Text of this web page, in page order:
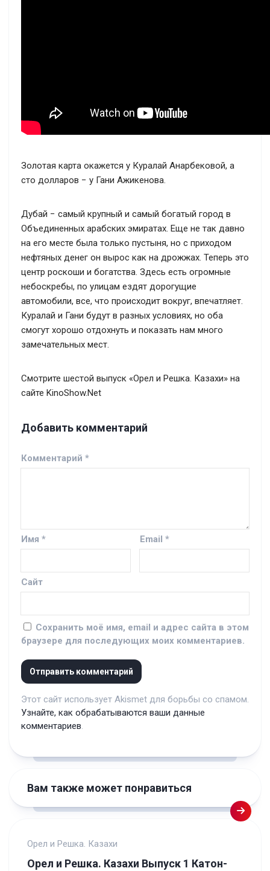
Золотая карта окажется у Куралай Анарбековой, а
сто долларов − у Гани Ажикенова.
Дубай − самый крупный и самый богатый город в
Объединенных арабских эмиратах. Еще не так давно
на его месте была только пустыня, но с приходом
нефтяных денег он вырос как на дрожжах. Теперь это
центр роскоши и богатства. Здесь есть огромные
небоскребы, по улицам ездят дорогущие
автомобили, все, что происходит вокруг, впечатляет.
Куралай и Гани будут в разных условиях, но оба
смогут хорошо отдохнуть и показать нам много
замечательных мест.
Смотрите шестой выпуск «Орел и Решка. Казахи» на
сайте KinoShow.Net
Добавить комментарий
Комментарий *
Имя * Email *
Сайт
Сохранить моё имя, email и адрес сайта в этом
браузере для последующих моих комментариев.
Этот сайт использует Akismet для борьбы со спамом.
Узнайте, как обрабатываются ваши данные
комментариев.
Вам также может понравиться
Орел и Решка. Казахи
Орел и Решка. Казахи Выпуск 1 Катон-